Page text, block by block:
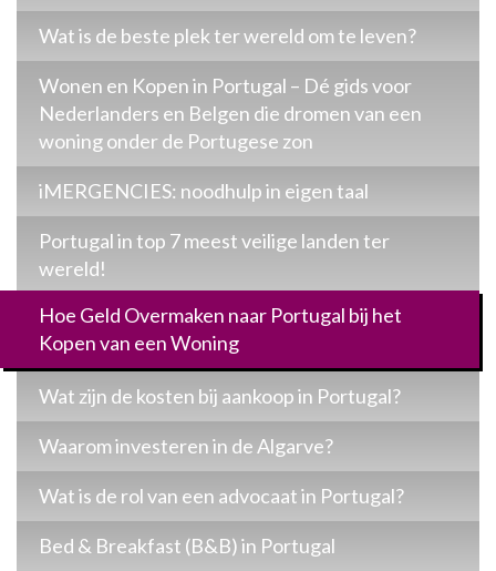
Wat is de beste plek ter wereld om te leven?
Wonen en Kopen in Portugal – Dé gids voor
Nederlanders en Belgen die dromen van een
woning onder de Portugese zon
iMERGENCIES: noodhulp in eigen taal
Portugal in top 7 meest veilige landen ter
wereld!
Hoe Geld Overmaken naar Portugal bij het
Kopen van een Woning
Wat zijn de kosten bij aankoop in Portugal?
Waarom investeren in de Algarve?
Wat is de rol van een advocaat in Portugal?
Bed & Breakfast (B&B) in Portugal